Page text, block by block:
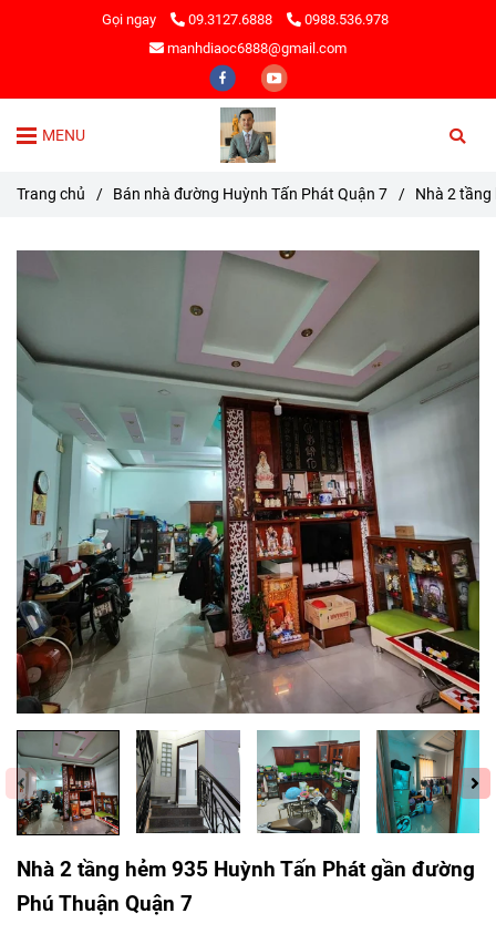
Gọi ngay 09.3127.6888
0988.536.978
manhdiaoc6888@gmail.com
MENU
Trang chủ / Bán nhà đường Huỳnh Tấn Phát Quận 7 / Nhà 2 tầng
Nhà 2 tầng hẻm 935 Huỳnh Tấn Phát gần đường
Phú Thuận Quận 7